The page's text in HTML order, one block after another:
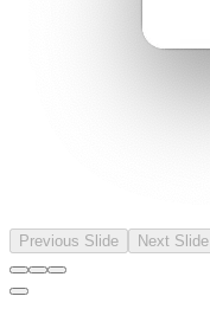
Previous Slide Next Slide